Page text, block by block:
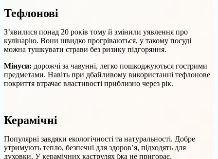
Тефлонові
З’явилися понад 20 років тому й змінили уявлення про
кулінарію. Вони швидко прогріваються, у такому посуді
можна тушкувати страви без ризику підгоряння.
Мінуси: дорожчі за чавунні, легко пошкоджуються гострими
предметами. Навіть при дбайливому використанні тефлонове
покриття втрачає властивості приблизно через рік.
Керамічні
Популярні завдяки екологічності та натуральності. Добре
утримують тепло, безпечні для здоров’я, підходять для
духовки. У керамічних каструлях їжа не пригорає.